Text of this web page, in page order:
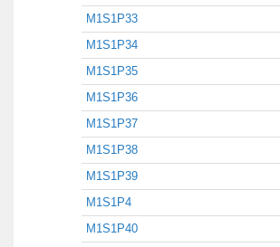
M1S1P33
M1S1P34
M1S1P35
M1S1P36
M1S1P37
M1S1P38
M1S1P39
M1S1P4
M1S1P40